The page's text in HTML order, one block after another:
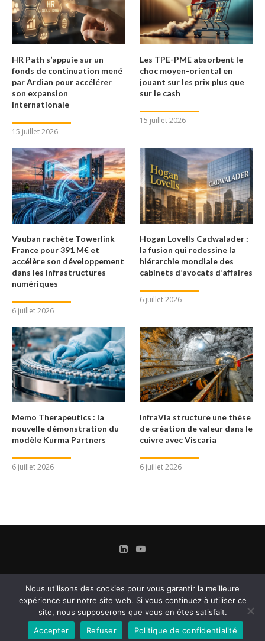
HR Path s’appuie sur un
fonds de continuation mené
par Ardian pour accélérer
son expansion
internationale
15 juillet 2026
Les TPE-PME absorbent le
choc moyen-oriental en
jouant sur les prix plus que
sur le cash
15 juillet 2026
Vauban rachète Towerlink
France pour 391 M€ et
accélère son développement
dans les infrastructures
numériques
6 juillet 2026
Hogan Lovells Cadwalader :
la fusion qui redessine la
hiérarchie mondiale des
cabinets d’avocats d’affaires
6 juillet 2026
Memo Therapeutics : la
nouvelle démonstration du
modèle Kurma Partners
6 juillet 2026
InfraVia structure une thèse
de création de valeur dans le
cuivre avec Viscaria
6 juillet 2026
Contact
Mentions légales
Nous utilisons des cookies pour vous garantir la meilleure
expérience sur notre site web. Si vous continuez à utiliser ce
site, nous supposerons que vous en êtes satisfait.
Accepter
Refuser Politique de confidentialité